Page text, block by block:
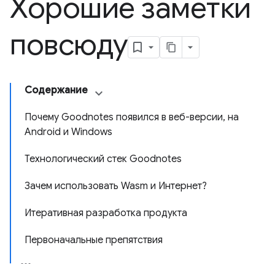
Хорошие заметки
повсюду
Содержание
Почему Goodnotes появился в веб-версии, на
Android и Windows
Технологический стек Goodnotes
Зачем использовать Wasm и Интернет?
Итеративная разработка продукта
Первоначальные препятствия